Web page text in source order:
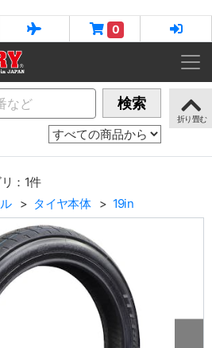
0
検索
：1件
タイヤ本体 19in